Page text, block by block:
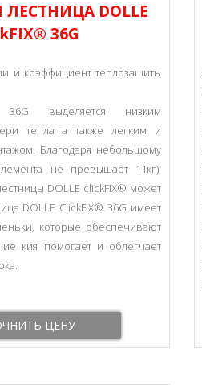
DOLLE
36G
и коэффициент теплозащиты
выделяется низким
тепла а также легким и
Благодаря небольшому
не превышает 11кг),
DOLLE clickFIX® может
DOLLE СlickFIX® 36G имеет
которые обеспечивают
кия помогает и облегчает
ЦЕНУ